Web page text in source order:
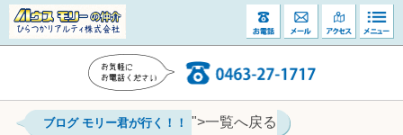
ブログ モリー君が行く！！ ">一覧へ戻る